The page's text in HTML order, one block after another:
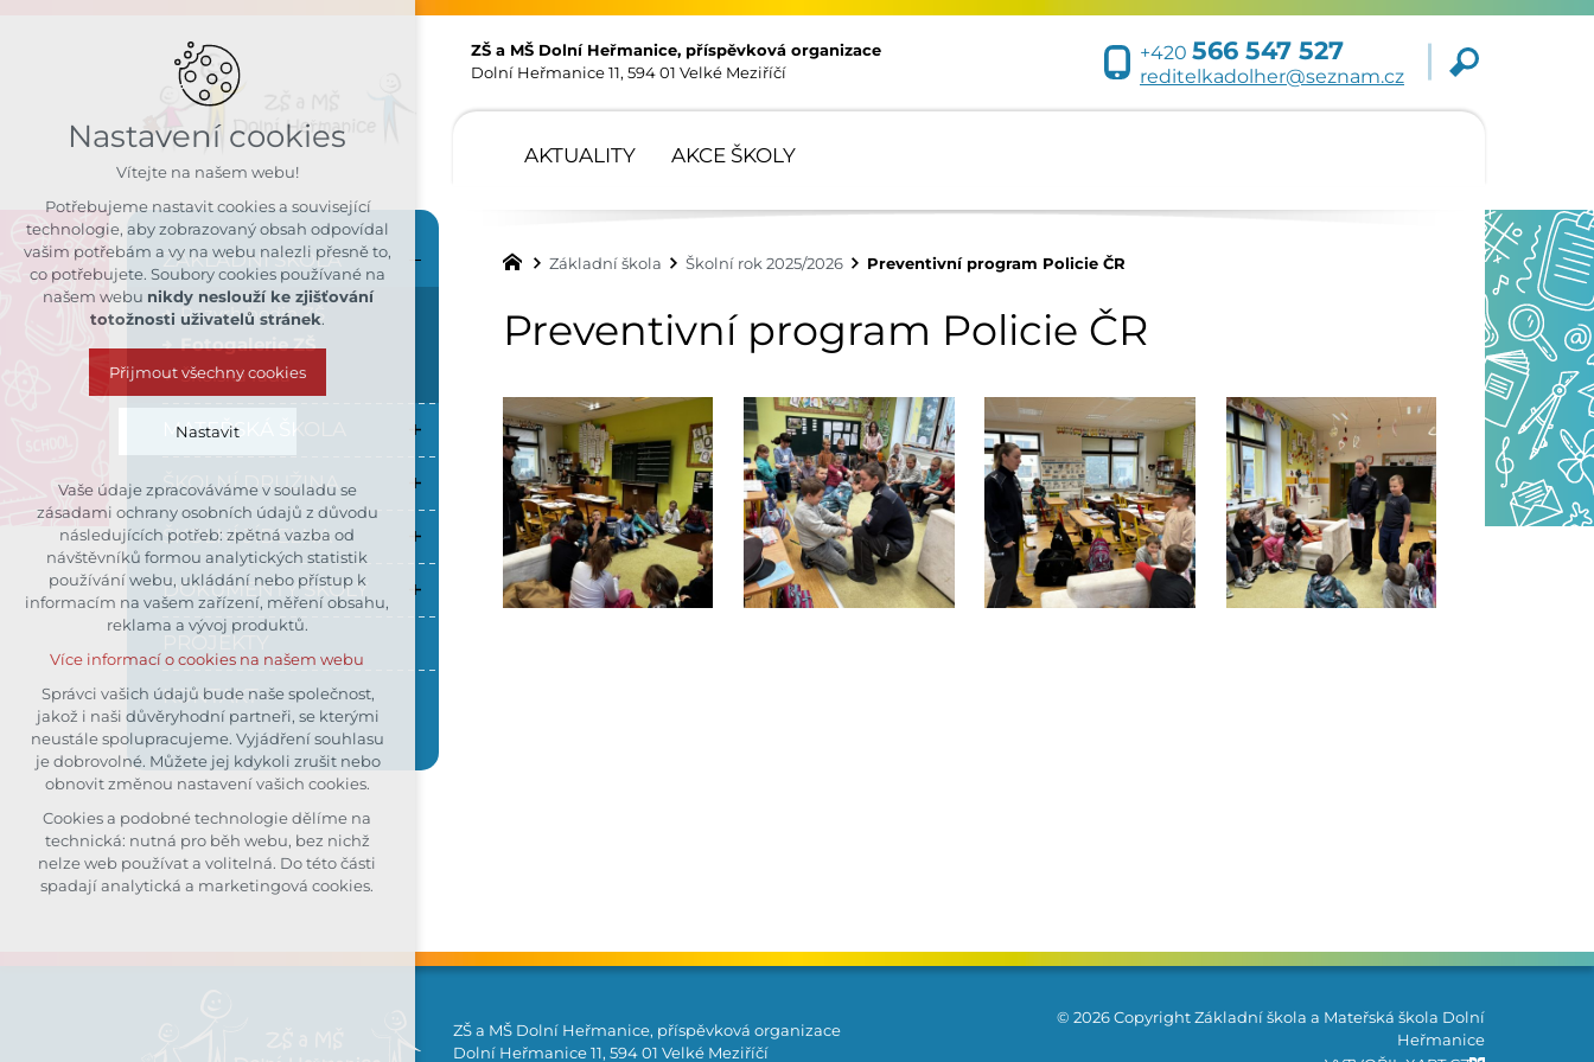
+420 566 547 527
reditelkadolher@seznam.cz
ZŠ a MŠ Dolní Heřmanice, příspěvková organizace
Dolní Heřmanice 11, 594 01 Velké Meziříčí
AKTUALITY AKCE ŠKOLY
ZÁKLADNÍ ŠKOLA
Rozvrh hodin ZŠ
Fotogalerie ZŠ
Školská rada
MATEŘSKÁ ŠKOLA
ŠKOLNÍ DRUŽINA
ŠKOLNÍ JÍDELNA
DOKUMENTY ŠKOLY
KONTAKT
Základní škola Školní rok 2025/2026 Preventivní program Policie ČR
Preventivní program Policie ČR
ZŠ a MŠ Dolní Heřmanice, příspěvková organizace
Dolní Heřmanice 11, 594 01 Velké Meziříčí
© 2026 Copyright Základní škola a Mateřská škola Dolní
Heřmanice
Nastavení cookies
Vítejte na našem webu!
Potřebujeme nastavit cookies a související
technologie, aby zobrazovaný obsah odpovídal
vašim potřebám a vy na webu nalezli přesně to,
co potřebujete. Soubory cookies používané na
našem webu nikdy neslouží ke zjišťování
totožnosti uživatelů stránek.
Přijmout všechny cookies
Nastavit
Technická cookies
nutná pro provozování webu
udržení kontextu stránek (session):
případná přihlášení, volby jazyka,
apod.
analytická pro anonymizované
vyhodnocení návštěvnosti
marketingová cookies (Google)
Více informací o cookies na našem webu
Přijmout všechny cookies
Odmítnout vše
Vaše údaje zpracováváme v souladu se
zásadami ochrany osobních údajů z důvodu
následujících potřeb: zpětná vazba od
návštěvníků formou analytických statistik
používání webu, ukládání nebo přístup k
informacím na vašem zařízení, měření obsahu,
reklama a vývoj produktů.
Více informací o cookies na našem webu
Správci vašich údajů bude naše společnost,
jakož i naši důvěryhodní partneři, se kterými
neustále spolupracujeme. Vyjádření souhlasu
je dobrovolné. Můžete jej kdykoli zrušit nebo
obnovit změnou nastavení vašich cookies.
Cookies a podobné technologie dělíme na
technická: nutná pro běh webu, bez nichž
nelze web používat a volitelná. Do této části
spadají analytická a marketingová cookies.